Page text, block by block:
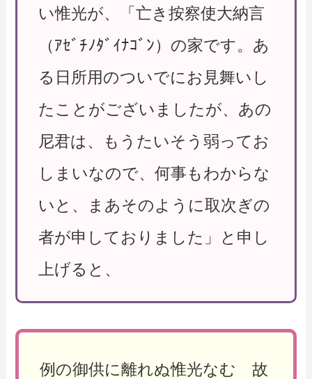
い惟光が、「亡き按察使大納言
（ｱｾﾞﾁﾉﾀﾞｲﾅｺﾞﾝ）の家です。あ
る日所用のついでにお見舞いし
たことがございましたが、あの
尼君は、もうたいそう弱ってお
しまいなので、何事もわからな
いと、まあそのように取次ぎの
者が申しておりました」と申し
上げると、
例の御供に離れぬ惟光なむ 故